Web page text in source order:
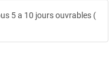
5 a 10 jours ouvrables (